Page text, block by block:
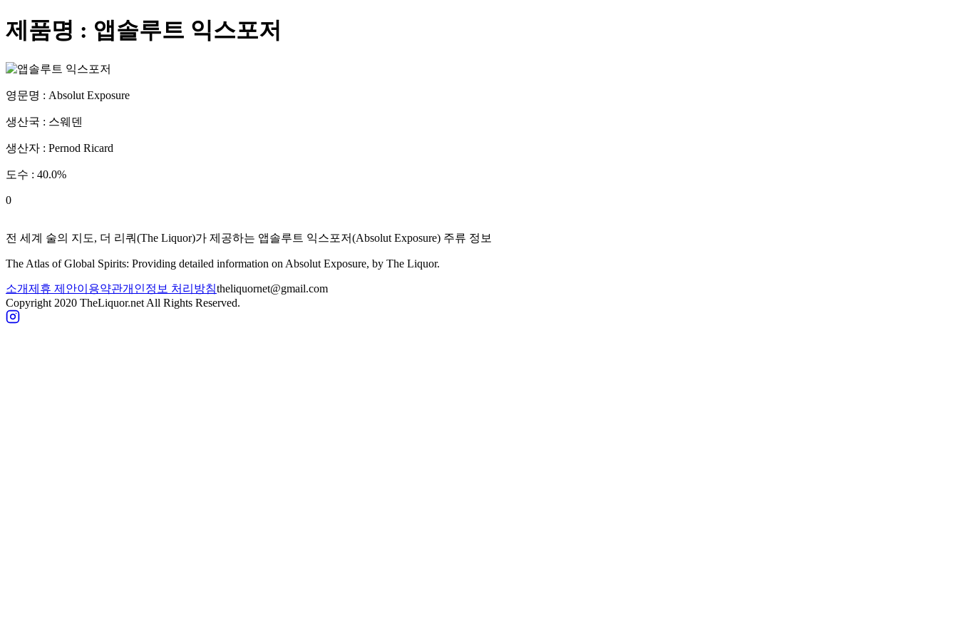
제품명 : 앱솔루트 익스포저
영문명 : Absolut Exposure
생산국 : 스웨덴
생산자 : Pernod Ricard
도수 : 40.0%
0
전 세계 술의 지도, 더 리쿼(The Liquor)가 제공하는 앱솔루트 익스포저(Absolut Exposure) 주류 정보
The Atlas of Global Spirits: Providing detailed information on Absolut Exposure, by The Liquor.
소개제휴 제안이용약관개인정보 처리방침theliquornet@gmail.com
Copyright 2020 TheLiquor.net All Rights Reserved.